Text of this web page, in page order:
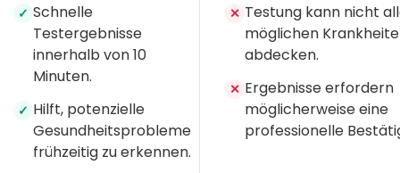
✓ Schnelle
Testergebnisse
innerhalb von 10
Minuten.
✓ Hilft, potenzielle
Gesundheitsprobleme
frühzeitig zu erkennen.
✕ Testung kann nicht
möglichen
abdecken.
✕ Ergebnisse erfordern
möglicherweise eine
professionelle